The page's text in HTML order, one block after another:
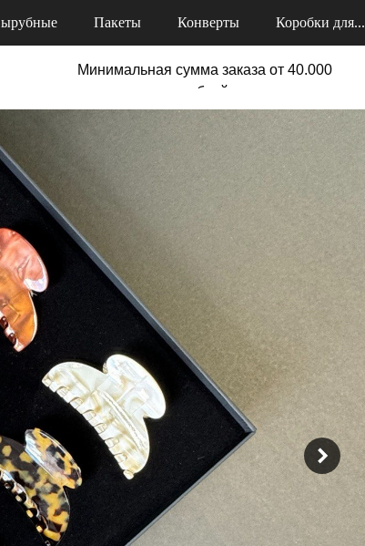
Минимальная сумма заказа от 40.000
рублей
Пакеты Конверты Коробки для...